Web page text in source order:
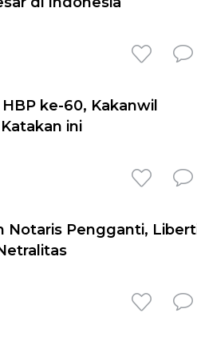
ke-60, Kakanwil
ini
Notaris Pengganti,